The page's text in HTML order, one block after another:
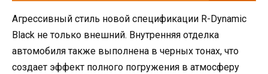
Агрессивный стиль новой спецификации R-Dynamic
Black не только внешний. Внутренняя отделка
автомобиля также выполнена в черных тонах, что
создает эффект полного погружения в атмосферу